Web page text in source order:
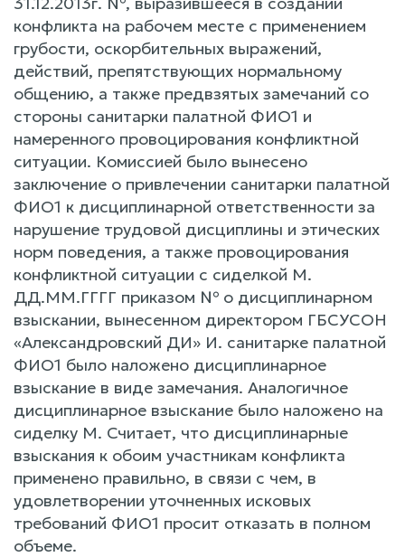
конфликта на рабочем месте с применением
грубости, оскорбительных выражений,
действий, препятствующих нормальному
общению, а также предвзятых замечаний со
стороны санитарки палатной ФИО1 и
намеренного провоцирования конфликтной
ситуации. Комиссией было вынесено
заключение о привлечении санитарки палатной
ФИО1 к дисциплинарной ответственности за
нарушение трудовой дисциплины и этических
норм поведения, а также провоцирования
конфликтной ситуации с сиделкой М.
ДД.ММ.ГГГГ приказом № о дисциплинарном
взыскании, вынесенном директором ГБСУСОН
«Александровский ДИ» И. санитарке палатной
ФИО1 было наложено дисциплинарное
взыскание в виде замечания. Аналогичное
дисциплинарное взыскание было наложено на
сиделку М. Считает, что дисциплинарные
взыскания к обоим участникам конфликта
применено правильно, в связи с чем, в
удовлетворении уточненных исковых
требований ФИО1 просит отказать в полном
объеме.